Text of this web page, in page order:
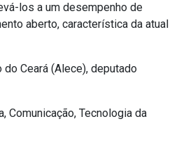
los a um desempenho de
aberto, característica da atual
Ceará (Alece), deputado
Comunicação, Tecnologia da